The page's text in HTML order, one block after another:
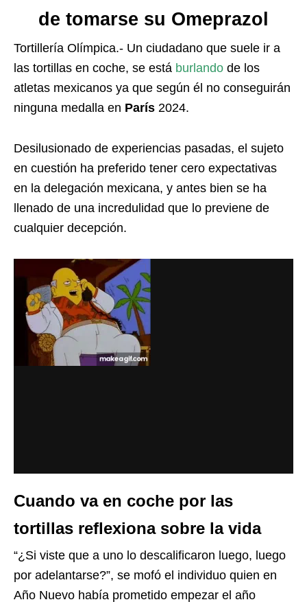
de tomarse su Omeprazol
Tortillería Olímpica.- Un ciudadano que suele ir a
las tortillas en coche, se está burlando de los
atletas mexicanos ya que según él no conseguirán
ninguna medalla en París 2024.
Desilusionado de experiencias pasadas, el sujeto
en cuestión ha preferido tener cero expectativas
en la delegación mexicana, y antes bien se ha
llenado de una incredulidad que lo previene de
cualquier decepción.
Cuando va en coche por las
tortillas reflexiona sobre la vida
“¿Si viste que a uno lo descalificaron luego, luego
por adelantarse?”, se mofó el individuo quien en
Año Nuevo había prometido empezar el año